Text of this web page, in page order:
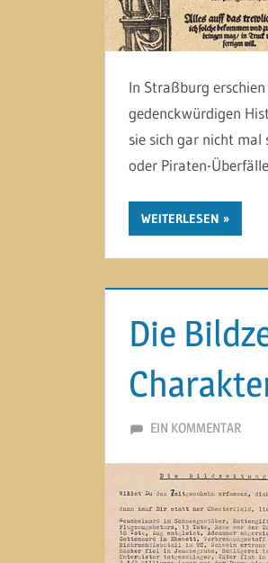
In Straßburg
gedenckwürdigen
sie sich gar nicht mal
oder Piraten-
WEITERLESEN
Die
8. DEZEMBER 2013
MARTINA BERG
EIN KOMMENTAR